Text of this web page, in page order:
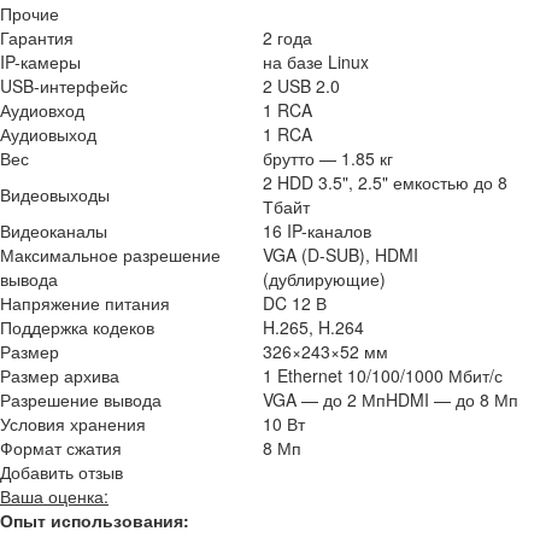
Прочие
Гарантия
2 года
IP-камеры
на базе Linux
USB-интерфейс
2 USB 2.0
Аудиовход
1 RCA
Аудиовыход
1 RCA
Вес
брутто — 1.85 кг
Видеовыходы
2 HDD 3.5", 2.5" емкостью до 8
Тбайт
Видеоканалы
16 IP-каналов
Максимальное разрешение
вывода
VGA (D-SUB), HDMI
(дублирующие)
Напряжение питания
DC 12 В
Поддержка кодеков
H.265, H.264
Размер
326×243×52 мм
Размер архива
1 Ethernet 10/100/1000 Мбит/с
Разрешение вывода
VGA — до 2 МпHDMI — до 8 Мп
Условия хранения
10 Вт
Формат сжатия
8 Мп
Добавить отзыв
Ваша оценка:
Опыт использования: